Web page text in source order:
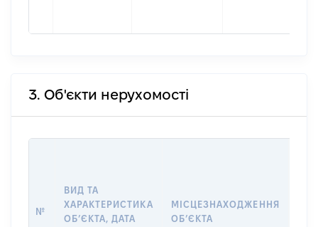
3. Об'єкти нерухомості
№
ВИД ТА
ХАРАКТЕРИСТИКА
ОБʼЄКТА, ДАТА
МІСЦЕЗНАХОДЖЕННЯ
ОБʼЄКТА